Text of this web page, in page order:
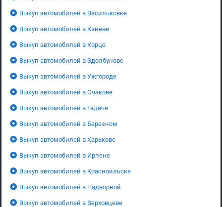
Выкуп автомобилей в Васильковке
Выкуп автомобилей в Каневе
Выкуп автомобилей в Корце
Выкуп автомобилей в Здолбунове
Выкуп автомобилей в Ужгороде
Выкуп автомобилей в Очакове
Выкуп автомобилей в Гадяче
Выкуп автомобилей в Березном
Выкуп автомобилей в Харькове
Выкуп автомобилей в Ирпене
Выкуп автомобилей в Красноильске
Выкуп автомобилей в Надворной
Выкуп автомобилей в Верховцеве